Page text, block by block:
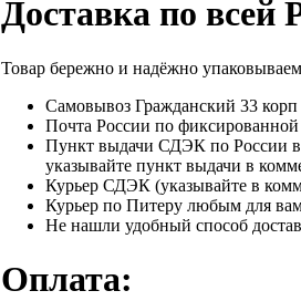
Доставка по всей
Товар бережно и надёжно
Самовывоз Гражданский 33 корп
Почта России по
Пункт выдачи СДЭК по России в
указывайте пункт выдачи в
Курьер СДЭК (указывайте в
Курьер по Питеру любым для
Не нашли удобный способ
Оплата: